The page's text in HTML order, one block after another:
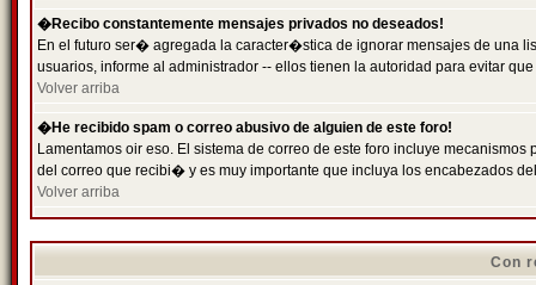
�Recibo constantemente mensajes privados no deseados!
En el futuro ser� agregada la caracter�stica de ignorar mensajes de una
usuarios, informe al administrador -- ellos tienen la autoridad para evitar
Volver arriba
�He recibido spam o correo abusivo de alguien de este foro!
Lamentamos oir eso. El sistema de correo de este foro incluye
del correo que recibi� y es muy importante que incluya los encabezados
Volver arriba
Con